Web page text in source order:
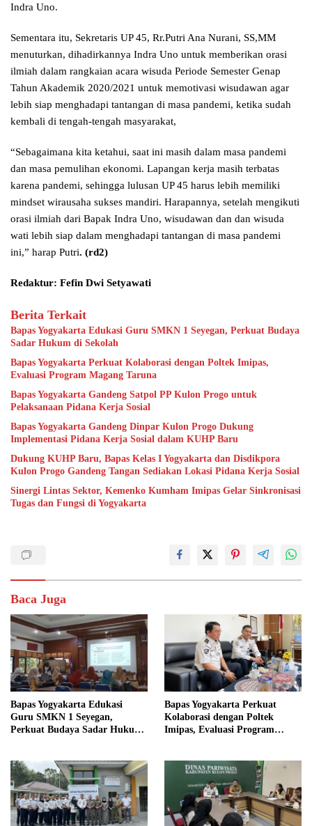
Indra Uno.
Sementara itu, Sekretaris UP 45, Rr.Putri Ana Nurani, SS,MM
menuturkan, dihadirkannya Indra Uno untuk memberikan orasi
ilmiah dalam rangkaian acara wisuda Periode Semester Genap
Tahun Akademik 2020/2021 untuk memotivasi wisudawan agar
lebih siap menghadapi tantangan di masa pandemi, ketika sudah
kembali di tengah-tengah masyarakat,
“Sebagaimana kita ketahui, saat ini masih dalam masa pandemi
dan masa pemulihan ekonomi. Lapangan kerja masih terbatas
karena pandemi, sehingga lulusan UP 45 harus lebih memiliki
mindset wirausaha sukses mandiri. Harapannya, setelah mengikuti
orasi ilmiah dari Bapak Indra Uno, wisudawan dan dan wisuda
wati lebih siap dalam menghadapi tantangan di masa pandemi
ini,” harap Putri. (rd2)
Redaktur: Fefin Dwi Setyawati
Berita Terkait
Bapas Yogyakarta Edukasi Guru SMKN 1 Seyegan, Perkuat Budaya
Sadar Hukum di Sekolah
Bapas Yogyakarta Perkuat Kolaborasi dengan Poltek Imipas,
Evaluasi Program Magang Taruna
Bapas Yogyakarta Gandeng Satpol PP Kulon Progo untuk
Pelaksanaan Pidana Kerja Sosial
Bapas Yogyakarta Gandeng Dinpar Kulon Progo Dukung
Implementasi Pidana Kerja Sosial dalam KUHP Baru
Dukung KUHP Baru, Bapas Kelas I Yogyakarta dan Disdikpora
Kulon Progo Gandeng Tangan Sediakan Lokasi Pidana Kerja Sosial
Sinergi Lintas Sektor, Kemenko Kumham Imipas Gelar Sinkronisasi
Tugas dan Fungsi di Yogyakarta
Baca Juga
Bapas Yogyakarta Edukasi
Guru SMKN 1 Seyegan,
Perkuat Budaya Sadar Hukum
Bapas Yogyakarta Perkuat
Kolaborasi dengan Poltek
Imipas, Evaluasi Program